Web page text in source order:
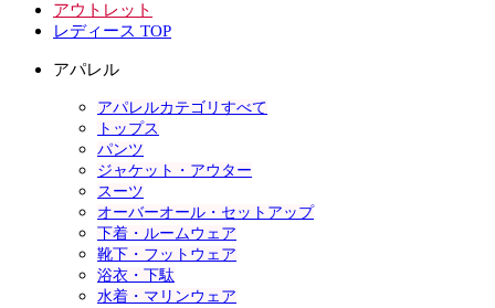
アウトレット
レディース TOP
アパレル
アパレルカテゴリすべて
トップス
パンツ
ジャケット・アウター
スーツ
オーバーオール・セットアップ
下着・ルームウェア
靴下・フットウェア
浴衣・下駄
水着・マリンウェア